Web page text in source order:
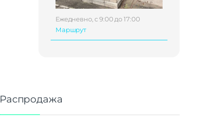
Ежедневно, с 9:00 до 17:00
Маршрут
Распродажа